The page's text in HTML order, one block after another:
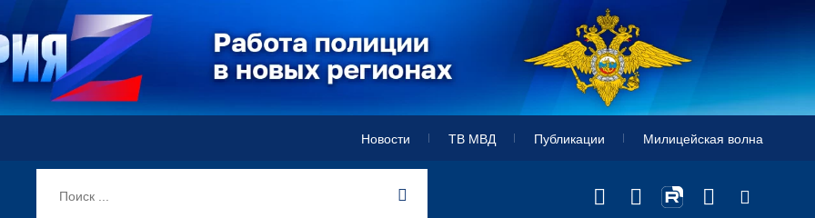
Новости ТВ МВД Публикации Милицейская волна